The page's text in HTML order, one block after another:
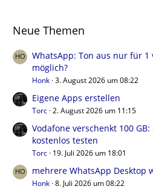
Neue Themen
WhatsApp: Ton aus nur für 1
möglich?
Honk 3. August 2026 um 08:22
Eigene Apps erstellen
Torc 2. August 2026 um 11:15
Vodafone verschenkt 100
kostenlos testen
Torc 19. Juli 2026 um 18:01
mehrere WhatsApp Desktop
Honk 8. Juli 2026 um 08:22